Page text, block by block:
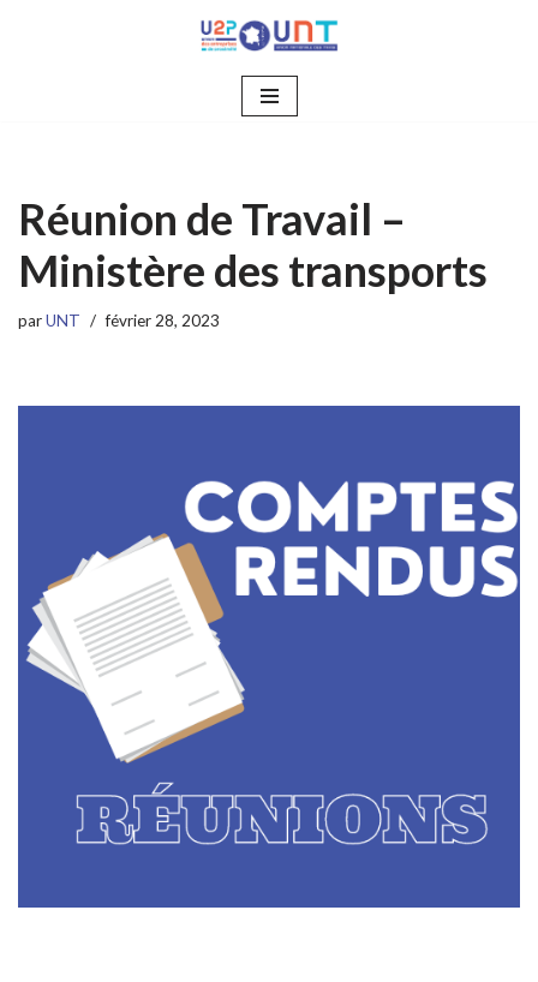
Réunion de Travail –
Ministère des transports
parUNT février 28, 2023